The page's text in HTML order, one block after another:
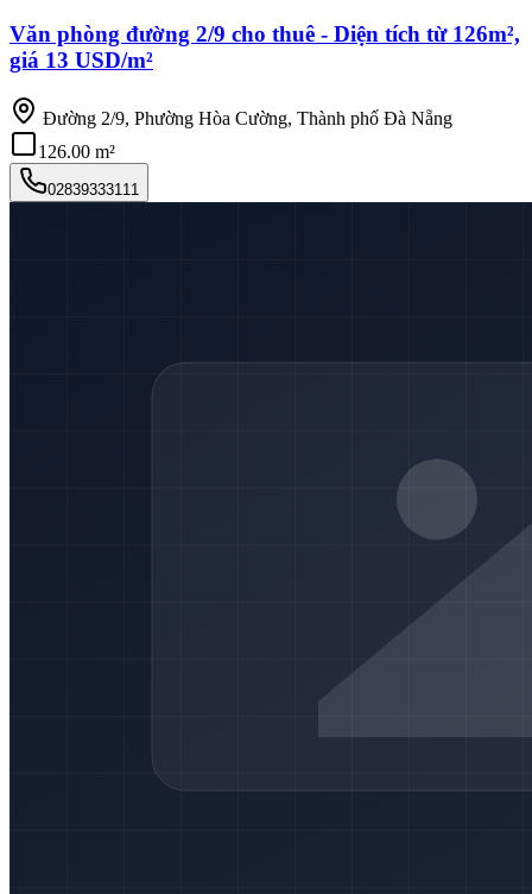
Văn phòng đường 2/9 cho thuê - Diện tích từ 126m²,
giá 13 USD/m²
Đường 2/9, Phường Hòa Cường, Thành phố Đà Nẵng
126.00 m²
02839333111